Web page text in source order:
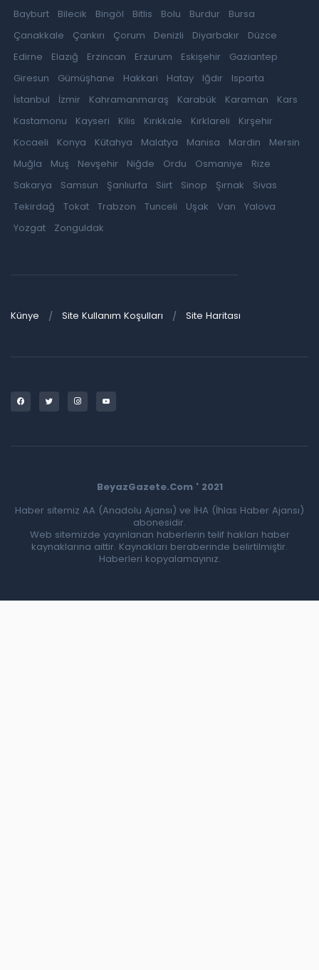
Bayburt Bilecik Bingöl Bitlis Bolu Burdur
Bursa
Çanakkale
Çankırı Çorum Denizli Diyarbakır
Düzce
Edirne
Elazığ Erzincan Erzurum Eskişehir
Gaziantep
Giresun
Gümüşhane Hakkari Hatay Iğdır
Isparta
İstanbul
İzmir Kahramanmaraş Karabük Karaman
Kars
Kastamonu
Kayseri Kilis Kırıkkale Kırklareli
Kırşehir
Kocaeli
Konya Kütahya Malatya Manisa Mardin
Mersin
Muğla
Muş Nevşehir Niğde Ordu Osmaniye
Rize
Sakarya
Samsun Şanlıurfa Siirt Sinop Şırnak
Sivas
Tekirdağ
Tokat Trabzon Tunceli Uşak Van
Yalova
Yozgat
Zonguldak
Künye Site Kullanım Koşulları Site Haritası
BeyazGazete.Com ' 2021
Haber sitemiz AA (Anadolu Ajansı) ve İHA (İhlas Haber Ajansı)
abonesidir.
Web sitemizde yayınlanan haberlerin telif hakları haber
kaynaklarına aittir. Kaynakları beraberinde belirtilmiştir.
Haberleri kopyalamayınız.